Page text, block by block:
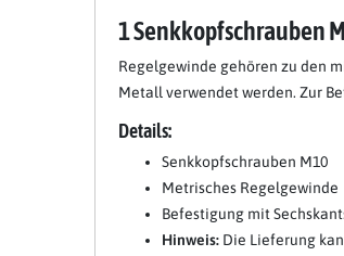
1 Senkkopfschrauben
Regelgewinde gehören zu den
Metall verwendet werden. Zur
Details:
Senkkopfschrauben M10
Metrisches Regelgewinde
Befestigung mit
Hinweis: Die Lieferung